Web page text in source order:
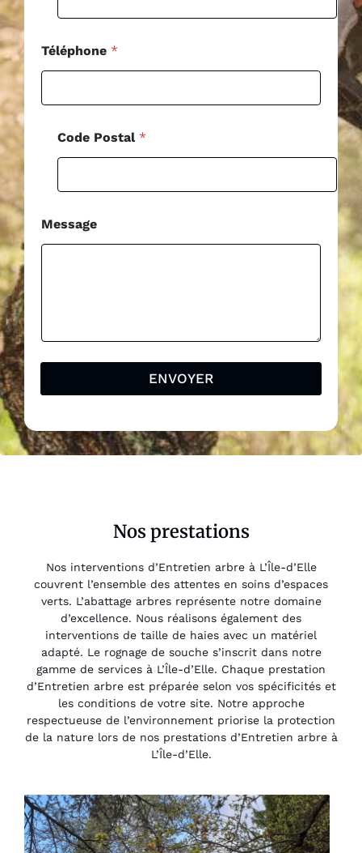
Téléphone *
s
a
l
C
o
d
e
Code Postal *
Message
ENVOYER
Nos prestations
Nos interventions d’Entretien arbre à L’Île-d’Elle
couvrent l’ensemble des attentes en soins d’espaces
verts. L’abattage arbres représente notre domaine
d’excellence. Nous réalisons également des
interventions de taille de haies avec un matériel
adapté. Le rognage de souche s’inscrit dans notre
gamme de services à L’Île-d’Elle. Chaque prestation
d’Entretien arbre est préparée selon vos spécificités et
les conditions de votre site. Notre approche
respectueuse de l’environnement priorise la protection
de la nature lors de nos prestations d’Entretien arbre à
L’Île-d’Elle.